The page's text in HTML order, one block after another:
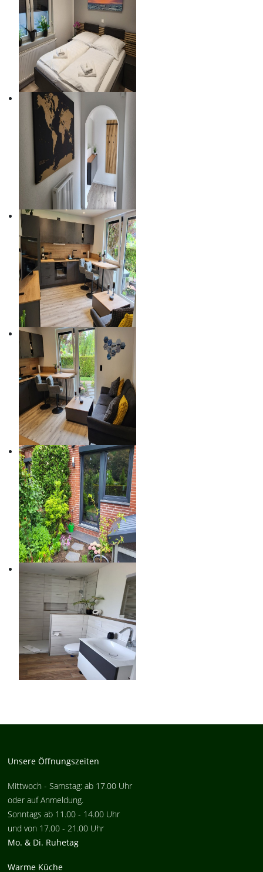
Unsere Öffnungszeiten
Mittwoch - Samstag: ab 17.00 Uhr
oder auf Anmeldung.
Sonntags ab 11.00 - 14.00 Uhr
und von 17.00 - 21.00 Uhr
Mo. & Di. Ruhetag
Warme Küche